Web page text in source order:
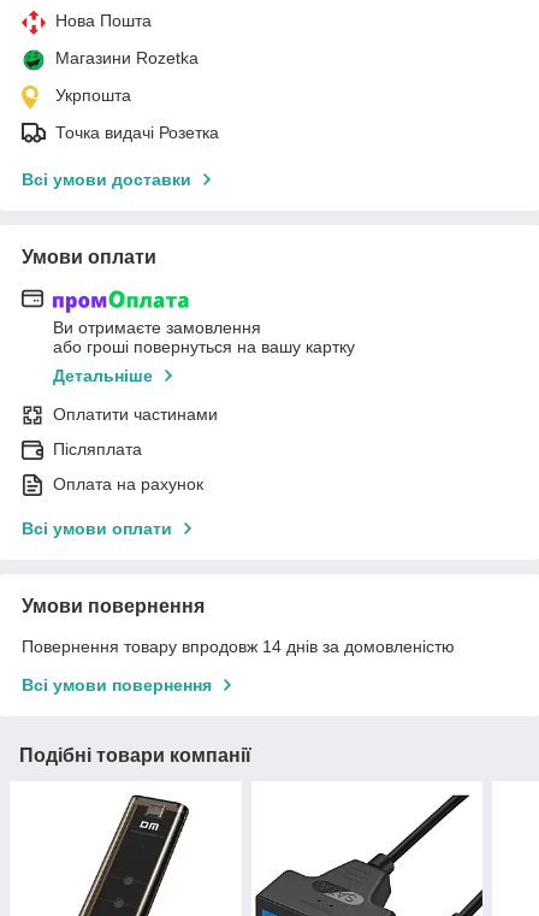
Нова Пошта
Магазини Rozetka
Укрпошта
Точка видачі Розетка
Всі умови доставки
Умови оплати
Ви отримаєте замовлення
або гроші повернуться на вашу картку
Детальніше
Оплатити частинами
Післяплата
Оплата на рахунок
Всі умови оплати
Умови повернення
Повернення товару впродовж 14 днів за домовленістю
Всі умови повернення
Подібні товари компанії